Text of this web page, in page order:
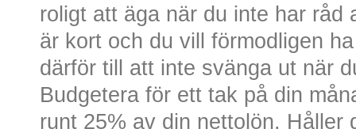
roligt att äga när du inte har råd
är kort och du vill förmodligen
därför till att inte svänga ut när
Budgetera för ett tak på din
runt 25% av din nettolön. Håller